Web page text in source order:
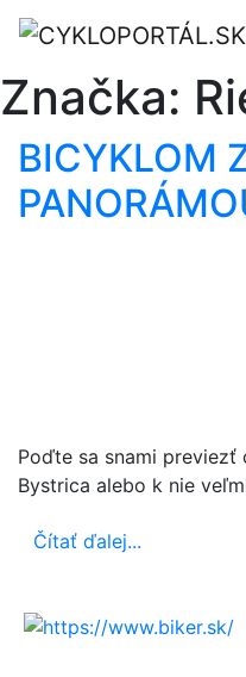
Značka:
BICYKLOM
Poďte sa snami
Bystrica alebo k nie
Čítať ďalej...